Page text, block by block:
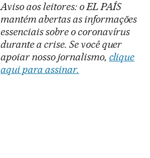
Aviso aos leitores: o EL PAÍS
mantém abertas as informações
essenciais sobre o coronavírus
durante a crise. Se você quer
apoiar nosso jornalismo, clique
aqui para assinar.